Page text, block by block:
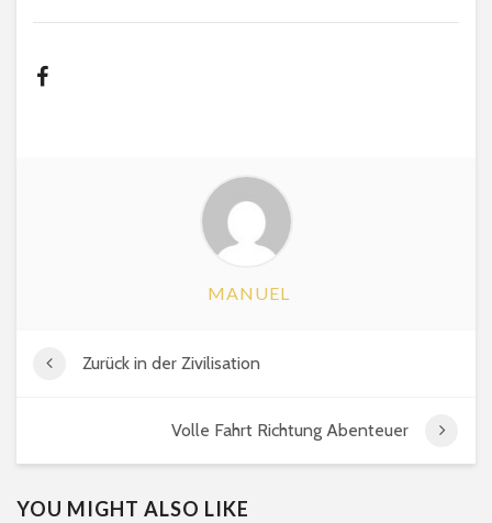
MANUEL
Zurück in der Zivilisation
Volle Fahrt Richtung Abenteuer
YOU MIGHT ALSO LIKE